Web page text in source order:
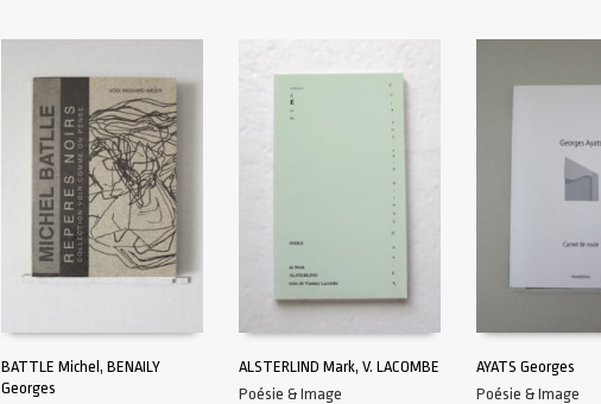
BATTLE Michel, BENAILY
Georges
ALSTERLIND Mark, V. LACOMBE
Poésie & Image
AYATS Georges
Poésie & Image